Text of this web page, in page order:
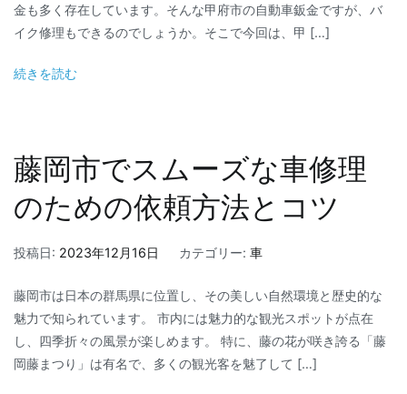
金も多く存在しています。そんな甲府市の自動車鈑金ですが、バ
イク修理もできるのでしょうか。そこで今回は、甲 […]
続きを読む
藤岡市でスムーズな車修理
のための依頼方法とコツ
投稿日: 2023年12月16日 カテゴリー: 車
藤岡市は日本の群馬県に位置し、その美しい自然環境と歴史的な
魅力で知られています。 市内には魅力的な観光スポットが点在
し、四季折々の風景が楽しめます。 特に、藤の花が咲き誇る「藤
岡藤まつり」は有名で、多くの観光客を魅了して […]